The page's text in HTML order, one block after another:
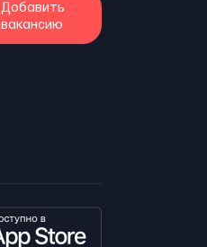
Добавить
вакансию